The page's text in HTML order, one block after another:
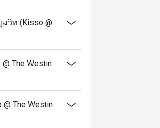
ทพฯ
14:30 น.)
งเรา
กิด" ในรายละเอียด
วิท (Kisso @
The Westin
The Westin